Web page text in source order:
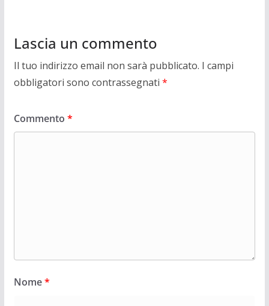
Lascia un commento
Il tuo indirizzo email non sarà pubblicato. I campi
obbligatori sono contrassegnati *
Commento *
Nome*